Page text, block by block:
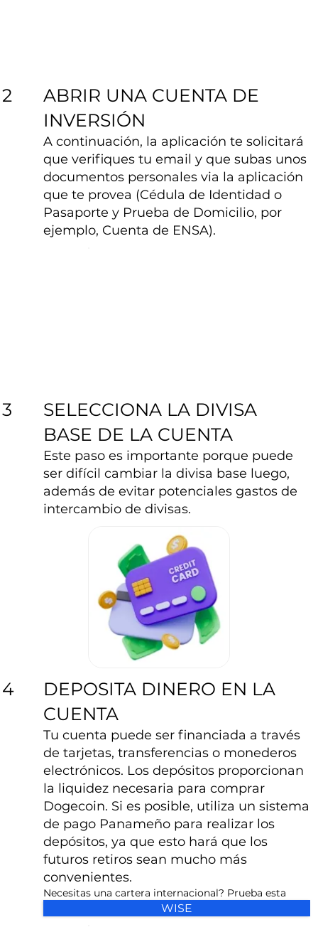
2
3
4
ABRIR UNA CUENTA DE
INVERSIÓN
A continuación, la aplicación te solicitará
que verifiques tu email y que subas unos
documentos personales via la aplicación
que te provea (Cédula de Identidad o
Pasaporte y Prueba de Domicilio, por
ejemplo, Cuenta de ENSA).
SELECCIONA LA DIVISA
BASE DE LA CUENTA
Este paso es importante porque puede
ser difícil cambiar la divisa base luego,
además de evitar potenciales gastos de
intercambio de divisas.
DEPOSITA DINERO EN LA
CUENTA
Tu cuenta puede ser financiada a través
de tarjetas, transferencias o monederos
electrónicos. Los depósitos proporcionan
la liquidez necesaria para comprar
Dogecoin. Si es posible, utiliza un sistema
de pago Panameño para realizar los
depósitos, ya que esto hará que los
futuros retiros sean mucho más
convenientes.
Necesitas una cartera internacional? Prueba esta
WISE